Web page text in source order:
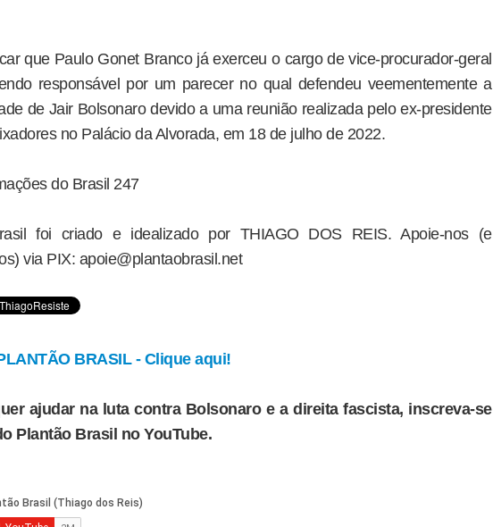
que Paulo Gonet Branco já exerceu o cargo de vice-procurador-geral
responsável por um parecer no qual defendeu veementemente a
de Jair Bolsonaro devido a uma reunião realizada pelo ex-presidente
no Palácio da Alvorada, em 18 de julho de 2022.
do Brasil 247
foi criado e idealizado por THIAGO DOS REIS. Apoie-nos (e
via PIX: apoie@plantaobrasil.net
BRASIL - Clique aqui!
ajudar na luta contra Bolsonaro e a direita fascista, inscreva-se
Plantão Brasil no YouTube.